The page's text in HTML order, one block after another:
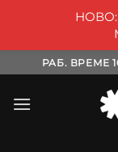
to
content
РАБ. ВРЕМЕ
НОВО: